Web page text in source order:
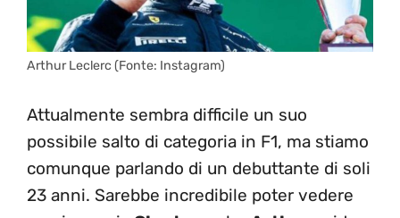
Arthur Leclerc (Fonte: Instagram)
Attualmente sembra difficile un suo
possibile salto di categoria in F1, ma stiamo
comunque parlando di un debuttante di soli
23 anni. Sarebbe incredibile poter vedere